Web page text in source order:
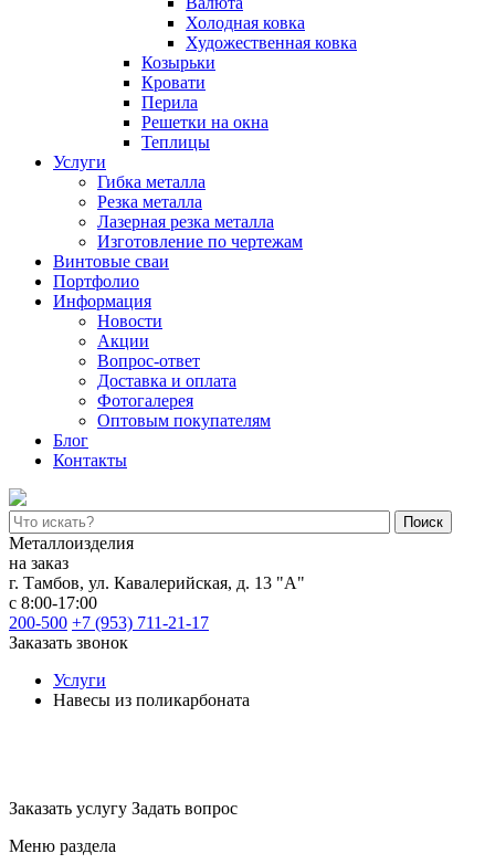
Холодная ковка
Художественная ковка
Козырьки
Кровати
Перила
Решетки на окна
Теплицы
Услуги
Гибка металла
Резка металла
Лазерная резка металла
Изготовление по чертежам
Винтовые сваи
Портфолио
Информация
Новости
Акции
Вопрос-ответ
Доставка и оплата
Фотогалерея
Оптовым покупателям
Блог
Контакты
Поиск
Металлоизделия
на заказ
г. Тамбов, ул. Кавалерийская, д. 13 "А"
с 8:00-17:00
200-500 +7 (953) 711-21-17
Заказать звонок
Услуги
Навесы из поликарбоната
Заказать услугу Задать вопрос
Меню раздела